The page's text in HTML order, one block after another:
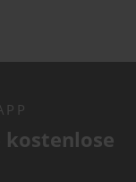
kostenlose